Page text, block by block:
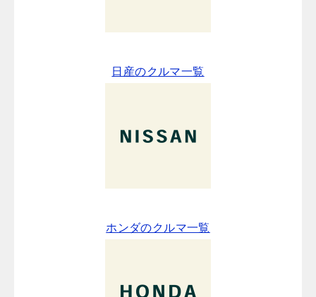
日産のクルマ一覧
ホンダのクルマ一覧